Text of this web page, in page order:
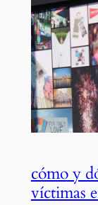
cómo y
víctimas